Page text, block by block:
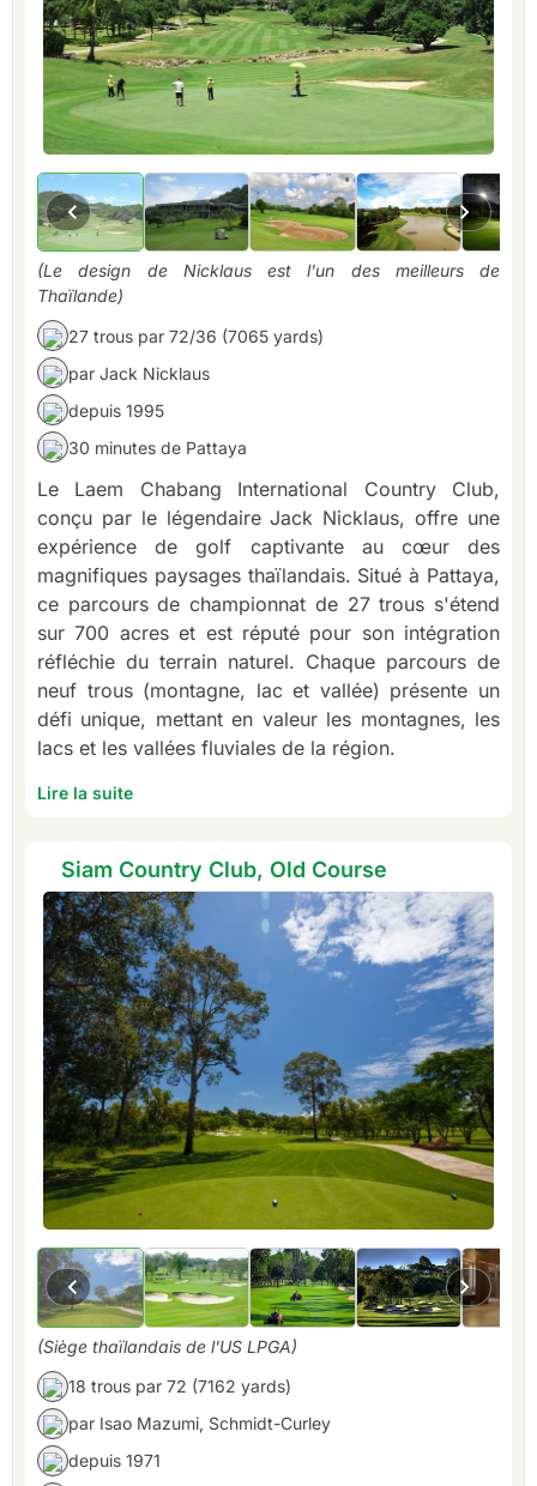
(Le design de Nicklaus est l'un des meilleurs de
Thaïlande)
27 trous par 72/36 (7065 yards)
par Jack Nicklaus
depuis 1995
30 minutes de Pattaya
Le Laem Chabang International Country Club,
conçu par le légendaire Jack Nicklaus, offre une
expérience de golf captivante au cœur des
magnifiques paysages thaïlandais. Situé à Pattaya,
ce parcours de championnat de 27 trous s'étend
sur 700 acres et est réputé pour son intégration
réfléchie du terrain naturel. Chaque parcours de
neuf trous (montagne, lac et vallée) présente un
défi unique, mettant en valeur les montagnes, les
lacs et les vallées fluviales de la région.
Lire la suite
Siam Country Club, Old Course
(Siège thaïlandais de l'US LPGA)
18 trous par 72 (7162 yards)
par Isao Mazumi, Schmidt-Curley
depuis 1971